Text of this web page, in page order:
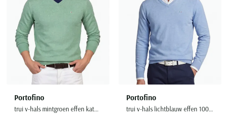
Portofino
trui v-hals mintgroen effen katoen
Portofino
trui v-hals lichtblauw effen 100% katoen